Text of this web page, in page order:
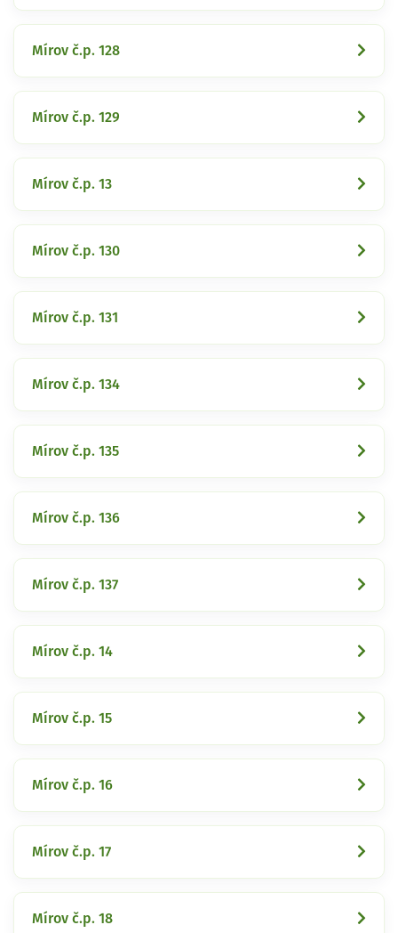
Mírov č.p. 128
Mírov č.p. 129
Mírov č.p. 13
Mírov č.p. 130
Mírov č.p. 131
Mírov č.p. 134
Mírov č.p. 135
Mírov č.p. 136
Mírov č.p. 137
Mírov č.p. 14
Mírov č.p. 15
Mírov č.p. 16
Mírov č.p. 17
Mírov č.p. 18